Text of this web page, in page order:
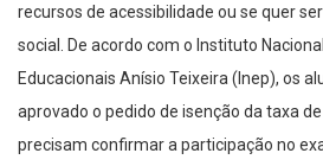
recursos de acessibilidade ou se quer
social. De acordo com o Instituto
Educacionais Anísio Teixeira (Inep), os
aprovado o pedido de isenção da taxa
precisam confirmar a participação no